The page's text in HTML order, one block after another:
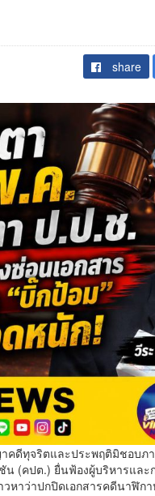
share
คดีทุจริตและประพฤติมิชอบภ
(คปต.) ยื่นฟ้องผู้บริหารและ
าว่าปกปิดเอกสารคดีนาฬิก